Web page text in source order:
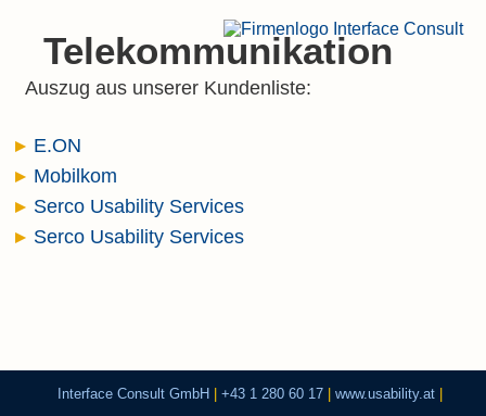
Telekommunikation
Auszug aus unserer Kundenliste:
E.ON
Mobilkom
Serco Usability Services
Serco Usability Services
Interface Consult GmbH +43 1 280 60 17 www.usability.at